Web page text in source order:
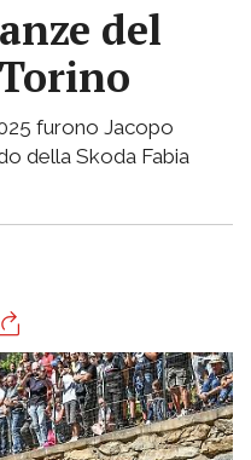
del
furono Jacopo
della Skoda Fabia